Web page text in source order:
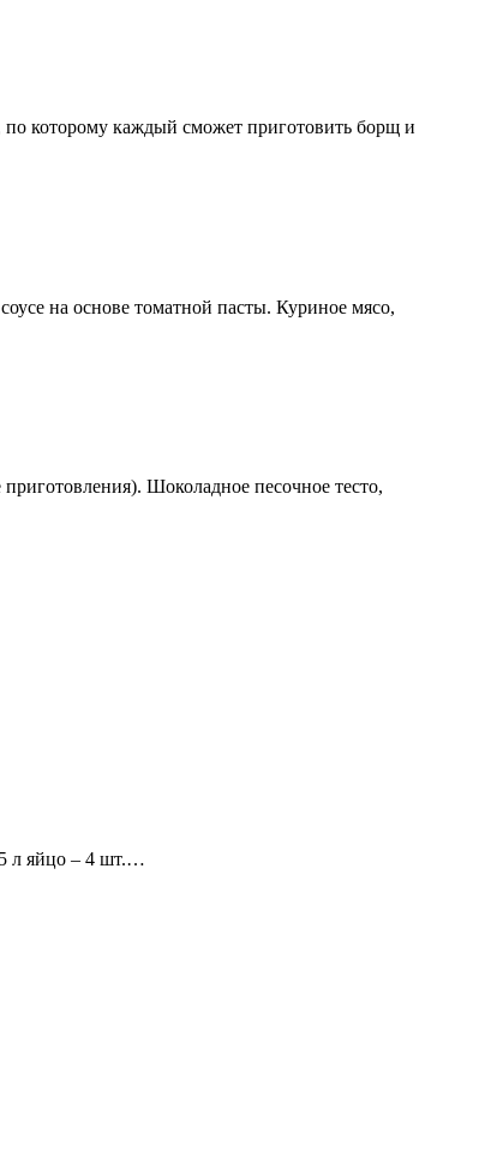
которому каждый сможет приготовить борщ и
на основе томатной пасты. Куриное мясо,
Шоколадное песочное тесто,
л яйцо – 4 шт.…